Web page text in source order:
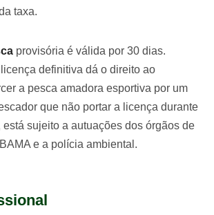
taxa.
provisória é válida por 30 dias.
definitiva dá o direito ao
a pesca amadora esportiva por um
que não portar a licença durante
sujeito a autuações dos órgãos de
e a polícia ambiental.